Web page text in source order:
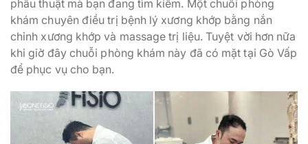
phẫu thuật mà bạn đang tìm kiếm. Một chuỗi phòng
khám chuyên điều trị bệnh lý xương khớp bằng nắn
chỉnh xương khớp và massage trị liệu. Tuyệt vời hơn nữa
khi giờ đây chuỗi phòng khám này đã có mặt tại Gò Vấp
để phục vụ cho bạn.